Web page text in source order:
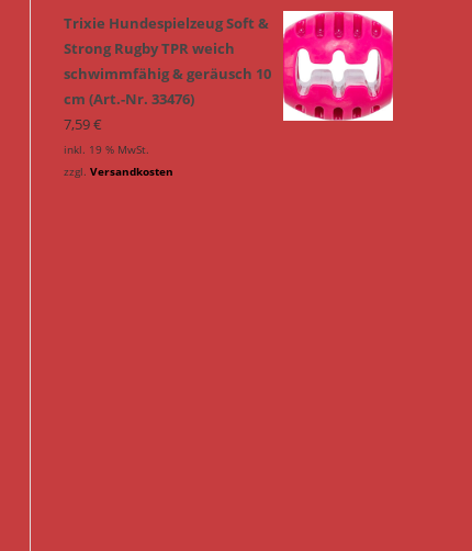
Trixie Hundespielzeug Soft &
Strong Rugby TPR weich
schwimmfähig & geräusch 10
cm (Art.-Nr. 33476)
7,59€
inkl. 19 % MwSt.
zzgl. Versandkosten